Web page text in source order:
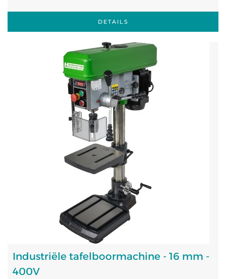
DETAILS
Industriële tafelboormachine - 16 mm -
400V